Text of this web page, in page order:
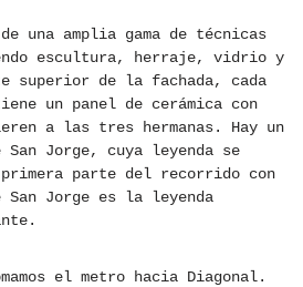
una amplia gama de técnicas
escultura, herraje, vidrio y
superior de la fachada, cada
un panel de cerámica con
a las tres hermanas. Hay un
San Jorge, cuya leyenda se
parte del recorrido con
San Jorge es la leyenda
el metro hacia Diagonal.